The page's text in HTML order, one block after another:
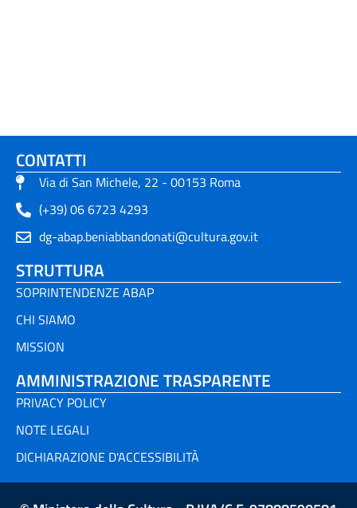
CONTATTI
Via di San Michele, 22 - 00153 Roma
(+39) 06 6723 4293
dg-abap.beniabbandonati@cultura.gov.it
STRUTTURA
SOPRINTENDENZE ABAP
CHI SIAMO
MISSION
AMMINISTRAZIONE TRASPARENTE
PRIVACY POLICY
NOTE LEGALI
DICHIARAZIONE D'ACCESSIBILITÀ